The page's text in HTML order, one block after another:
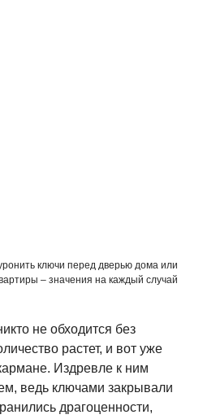
ключи перед дверью дома или
– значения на каждый случай
не обходится без
растет, и вот уже
Издревле к ним
ведь ключами закрывали
драгоценности,